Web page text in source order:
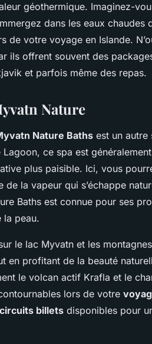
géothermique. Imaginez-
dans les eaux chaudes
de votre voyage en Islande.
ils offrent souvent des
et parfois même des repas.
Nature
Nature Baths est un autre
ce spa est
plus paisible. Ici, vous
de la vapeur qui s’échappe
Baths est connue pour ses
la peau.
le lac Myvatn et les
en profitant de la beauté
le volcan actif Krafla et le
lors de votre
circuits billets disponibles pour